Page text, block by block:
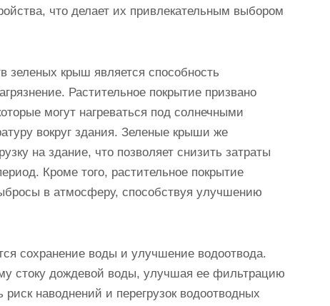
что делает их привлекательным выбором
крыш является способность
Растительное покрытие призвано
могут нагреваться под солнечными
вокруг здания. Зеленые крыши же
на здание, что позволяет снизить затраты
Кроме того, растительное покрытие
в атмосферу, способствуя улучшению
сохранение воды и улучшение водоотвода.
стоку дождевой воды, улучшая ее фильтрацию
наводнений и перегрузок водоотводных